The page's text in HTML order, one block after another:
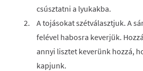
csúsztatni a lyukakba.
A tojásokat szétválasztjuk. A
felével habosra keverjük.
annyi lisztet keverünk hozzá,
kapjunk.